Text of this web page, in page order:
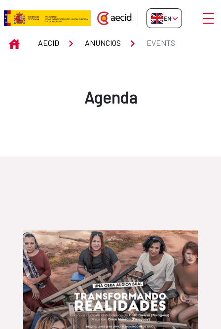
Skip to Main Content
Events
EN-GB
INICIOAECID ANUNCIOS EVENTS
Agenda